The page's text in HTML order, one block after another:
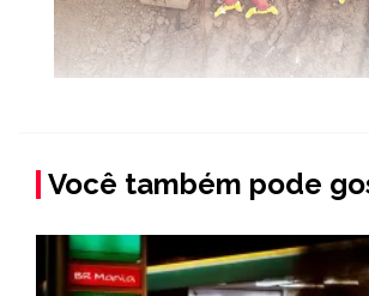
Você também pode